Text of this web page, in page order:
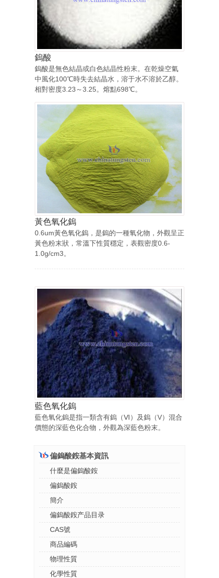
鎢酸
鎢酸是無色結晶或白色結晶性粉末。在乾燥空氣
中風化100℃時失去結晶水，溶于水不溶於乙醇。
相對密度3.23～3.25。熔點698℃。
黃色氧化鎢
0.6um黃色氧化鎢，是鎢的一種氧化物，外觀呈正
黃色粉末狀，常溫下性質穩定，表觀密度0.6-
1.0g/cm3。
藍色氧化鎢
藍色氧化鎢是指一類含有鎢（Ⅵ）及鎢（V）混合
價態的深藍色化合物，外觀為深藍色粉末。
偏鎢酸銨基本資訊
什麼是偏鎢酸銨
偏鎢酸銨
簡介
偏鎢酸銨产品目录
CAS號
商品編碼
物理性質
化學性質